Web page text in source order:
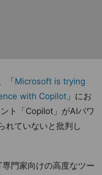
「 Microsoft is trying
with Copilot 」にお
ト「Copilot」がAIパワ
れていないと批判し
門家向けの高度なツー